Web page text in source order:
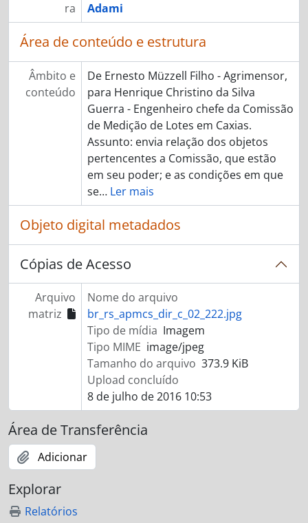
ra
Adami
Área de conteúdo e estrutura
Âmbito e
conteúdo
De Ernesto Müzzell Filho - Agrimensor,
para Henrique Christino da Silva
Guerra - Engenheiro chefe da Comissão
de Medição de Lotes em Caxias.
Assunto: envia relação dos objetos
pertencentes a Comissão, que estão
em seu poder; e as condições em que
se… Ler mais
Objeto digital metadados
Cópias de Acesso
Arquivo
matriz
Nome do arquivo
br_rs_apmcs_dir_c_02_222.jpg
Tipo de mídia Imagem
Tipo MIME image/jpeg
Tamanho do arquivo 373.9 KiB
Upload concluído
8 de julho de 2016 10:53
Área de Transferência
Adicionar
Explorar
Relatórios